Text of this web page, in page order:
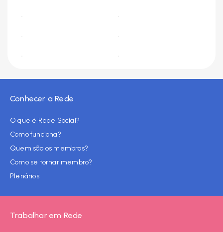
Conhecer a Rede
O que é Rede Social?
Como funciona?
Quem são os membros?
Como se tornar membro?
Plenários
Trabalhar em Rede